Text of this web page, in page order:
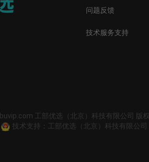
问题反馈
技术服务支持
工部优选（北京）科技有限公司 版
技术支持：工部优选（北京）科技有限公司